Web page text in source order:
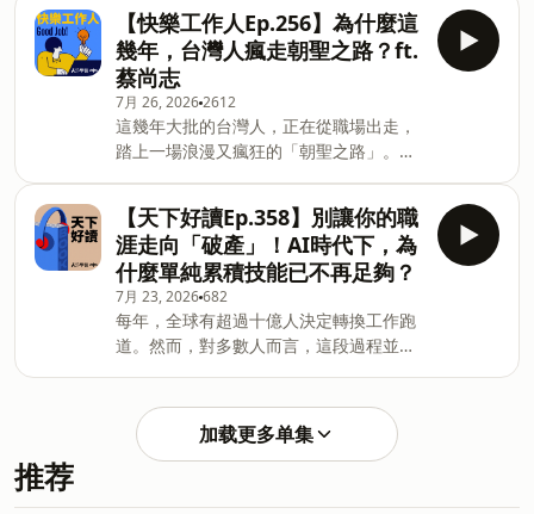
讀前哨站Ｘ天下雜誌出版精選書單：
https:
顧壓力時，不必只能在家庭與工作之間二
選一。更進一步，普萊德將自身經驗擴散
至供應鏈，號召20多家供應商成立「長照
共好聯盟」，讓照顧不只是企業內部福
利，而成為企業永續與供應鏈共好的實
踐。本集《人才戰情室》，邀請普萊德科
技永續辦公室執行長呂慧珍，分享企業如
何從一個真實事件出發，把長照需求制度
化，打造讓員工「照顧家人，也不用離開
職場」的支持系統。 🎧 本集亮點04:20｜
一場員工家庭變故，如何催生企業長照制
度？
花上兩天搜集整理？或者，你試著跟 AI
討論決策，卻發現它只會順著你的話講、
過度提供「情緒價值」，給不出真正有建
設性的批判反思？意藍資訊總經理、同時
也在台大商學院教授「AI 商業策略」的楊
立偉指出：「真正的高階經理人，早就跨
越了單點玩工具的階段，而是透過 AI 的
量變與質變，徹底重塑管理流程。」本集
節目將幫你的管理腦徹底升級！帶你跳脫
「只會下 Prompt 解決單點問題」的初階
思維，晉升為「懂得打造 AI Agent 新同
事，幫你搞定複雜流程」的超級管理者，
實現真正的高效人機協作！【聽完這集你
會知道】01:13｜從想到做一秒生成！經
理人如何與AI對話，促發決策靈感02:17
｜把AI變成品管幫手，為重要數據嚴格把
關06:33｜決策加快一倍！把Agent變成匯
報秘書，內外系統資訊不漏
【快樂工作人Ep.256】為什麼這
幾年，台灣人瘋走朝聖之路？ft.
蔡尚志
7月 26, 20262612
這幾年大批的台灣人，正在從職場出走，
踏上一場浪漫又瘋狂的「朝聖之路」。根
朝聖之路的人數，已是亞洲第二，且還在
急遽成長，即將超越現居第一的韓國。究
竟為什麼這麼多人踏上長達800公里、需
走逾30天的朝聖之路？本集邀請「修女也
瘋狂」FB專頁創辦人蔡尚志，他走過法國
之路、葡萄牙之路、原始之路、熊野古
道、濟州偶來……四年累計超過2600公
里，甚至在台灣辦了近100場朝聖分享
會、串聯起逾千人的朝聖者社群。這一集
他聊自己從創業家走到朝聖者的真實轉
折，以及他在路上看見的那些人、那些故
不全然是「尋找自我」那麼簡單。透過他
【天下好讀Ep.358】別讓你的職
涯走向「破產」！AI時代下，為
什麼單純累積技能已不再足夠？
7月 23, 2026682
每年，全球有超過十億人決定轉換工作跑
道。然而，對多數人而言，這段過程並不
想工作，但更多人，正卡在方向不明、進
退兩難的職涯關口——而這本書，正是為
加载更多单集
推荐